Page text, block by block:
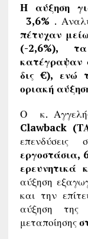
Η αύξηση
3,6% .
πέτυχαν
(-2,6%),
κατέγραψαν
δις €), ενώ
οριακή
Ο κ.
Clawback
επενδύσεις
εργοστάσια,
ερευνητικά
αύξηση
και την
αύξηση της
μεταποίησης